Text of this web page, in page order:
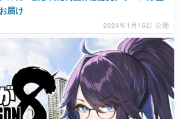
届け
2024年1月16日 公開